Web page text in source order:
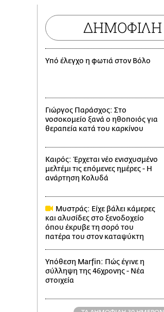
ΔΗΜΟΦΙΛΗ
Υπό έλεγχο η φωτιά στον Βόλο
Γιώργος Παράσχος: Στο
νοσοκομείο ξανά ο ηθοποιός για
θεραπεία κατά του καρκίνου
Καιρός: Έρχεται νέο ενισχυσμένο
μελτέμι τις επόμενες ημέρες - Η
ανάρτηση Κολυδά
Μυστράς: Είχε βάλει κάμερες
και αλυσίδες στο ξενοδοχείο
όπου έκρυβε τη σορό του
πατέρα του στον καταψύκτη
Υπόθεση Marfin: Πώς έγινε η
σύλληψη της 46χρονης - Νέα
στοιχεία